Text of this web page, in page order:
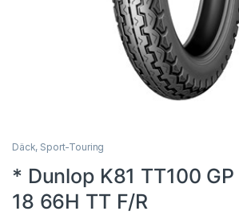
Däck, Sport-Touring
* Dunlop K81 TT100
18 66H TT F/R